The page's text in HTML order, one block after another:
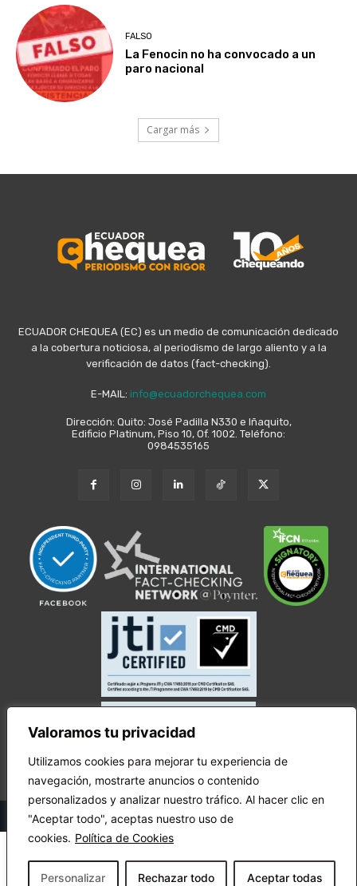
Valoramos tu privacidad
Utilizamos cookies para mejorar tu experiencia de
navegación, mostrarte anuncios o contenido
personalizados y analizar nuestro tráfico. Al hacer clic en
"Aceptar todo", aceptas nuestro uso de
cookies. Política de Cookies
Personalizar Rechazar todo Aceptar todas
FALSO
La Fenocin no ha convocado a un
paro nacional
Cargar más
ECUADOR CHEQUEA (EC) es un medio de comunicación dedicado
a la cobertura noticiosa, al periodismo de largo aliento y a la
verificación de datos (fact-checking).
E-MAIL: info@ecuadorchequea.com
Dirección: Quito: José Padilla N330 e Iñaquito,
Edificio Platinum, Piso 10, Of. 1002. Teléfono:
0984535165
© Copyright Ecuador Chequea 2025.